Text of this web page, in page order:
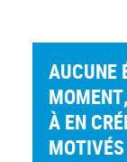
AUCUNE
À EN